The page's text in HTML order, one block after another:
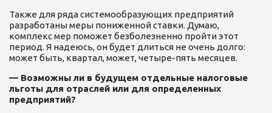
Также для ряда системообразующих предприятий
разработаны меры пониженной ставки. Думаю,
комплекс мер поможет безболезненно пройти этот
период. Я надеюсь, он будет длиться не очень долго:
может быть, квартал, может, четыре-пять месяцев.
— Возможны ли в будущем отдельные налоговые
льготы для отраслей или для определенных
предприятий?